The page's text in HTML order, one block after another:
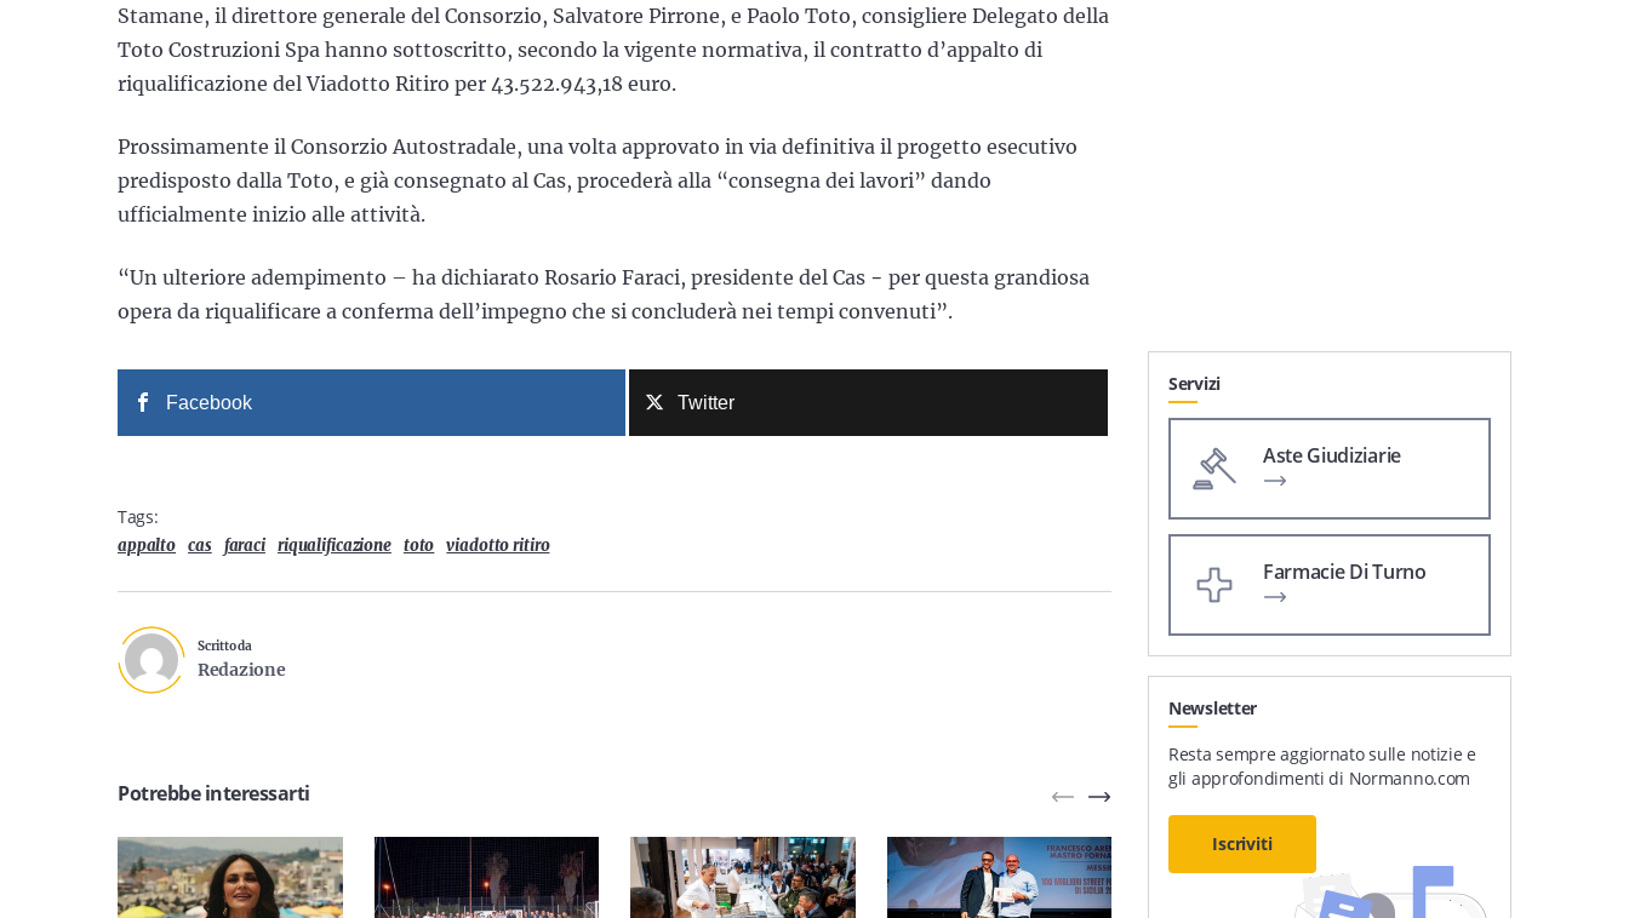
Stamane, il direttore generale del Consorzio, Salvatore Pirrone, e Paolo Toto, consigliere Delegato della
Toto Costruzioni Spa hanno sottoscritto, secondo la vigente normativa, il contratto d’appalto di
riqualificazione del Viadotto Ritiro per 43.522.943,18 euro.
Prossimamente il Consorzio Autostradale, una volta approvato in via definitiva il progetto esecutivo
predisposto dalla Toto, e già consegnato al Cas, procederà alla “consegna dei lavori” dando
ufficialmente inizio alle attività.
“Un ulteriore adempimento – ha dichiarato Rosario Faraci, presidente del Cas − per questa grandiosa
opera da riqualificare a conferma dell’impegno che si concluderà nei tempi convenuti”.
Facebook Twitter
Tags:
appalto cas faraci riqualificazione toto viadotto ritiro
Scritto da
Redazione
Potrebbe interessarti
Servizi
Aste Giudiziarie
Farmacie Di Turno
Newsletter
Resta sempre aggiornato sulle notizie e
gli approfondimenti di Normanno.com
Iscriviti